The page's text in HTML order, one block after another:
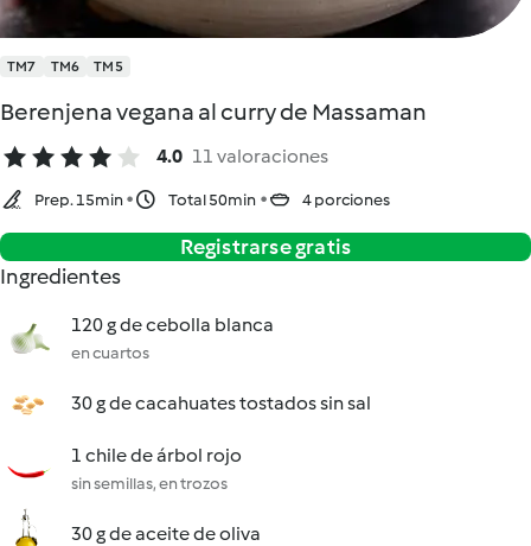
TM7 TM6 TM5
Berenjena vegana al curry de Massaman
4.0 11 valoraciones
Prep. 15min Total 50min 4 porciones
Registrarse gratis
Ingredientes
120 g de cebolla blanca
en cuartos
30 g de cacahuates tostados sin sal
1 chile de árbol rojo
sin semillas, en trozos
30 g de aceite de oliva